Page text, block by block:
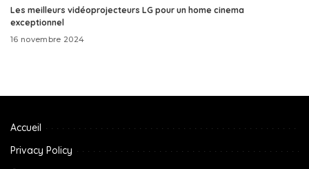
Les meilleurs vidéoprojecteurs LG pour un home cinema
exceptionnel
16 novembre 2024
Accueil
Privacy Policy